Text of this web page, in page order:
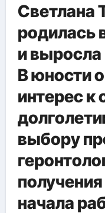
Светлана
родилась
и
В юности
интерес
выбору
начала